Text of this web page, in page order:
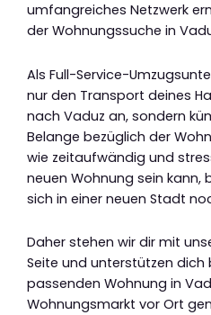
umfangreiches Netzwerk
der Wohnungssuche in
Als Full-Service-
nur den Transport deines
nach Vaduz an, sondern
Belange bezüglich der
wie zeitaufwändig und
neuen Wohnung sein kann,
sich in einer neuen Stadt
Daher stehen wir dir mit
Seite und unterstützen dich
passenden Wohnung in
Wohnungsmarkt vor Ort